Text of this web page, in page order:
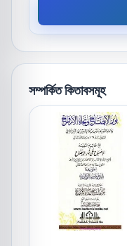
সম্পর্কিত কিতাবসমূহ